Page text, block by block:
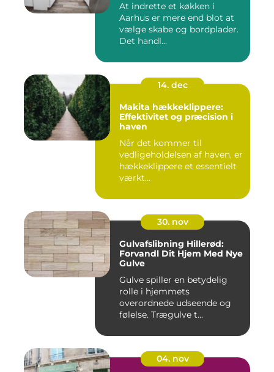
At indrette et køkken i
Aarhus er mere end blot at
vælge skabe og bordplader.
Det handl...
14. dec
Makita hækkeklippere:
Effektivitet og præcision i
haven
Når det kommer til
vedligeholdelsen af haven, er
hækkeklippere et essentielt
værkt...
30. nov
Gulvafslibning Hillerød:
Forvandl Dit Hjem Med Nye
Gulve
Gulve spiller en betydelig
rolle i hjemmets
overordnede udseende og
følelse. Trægulve t...
04. nov